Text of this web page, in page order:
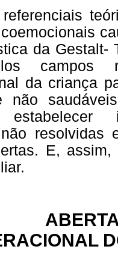
da Gestalt-
campos
da criança
não
estabelecer
resolvidas
E,